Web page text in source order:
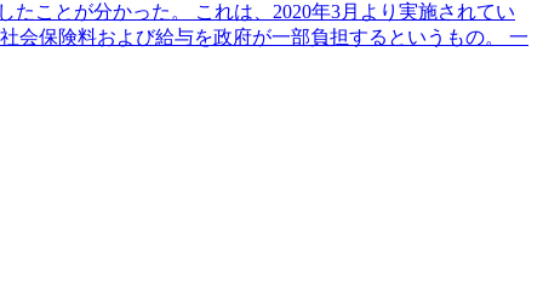
ことが分かった。 これは、2020年3月より実施されてい
会保険料および給与を政府が一部負担するというもの。 一